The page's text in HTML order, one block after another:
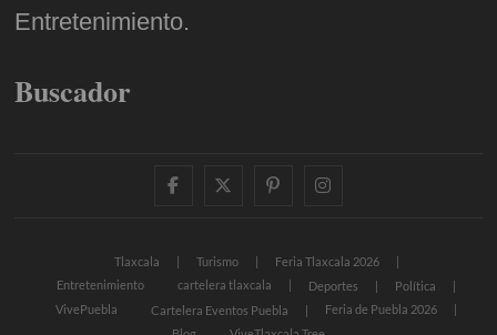
Entretenimiento.
Buscador
facebooktwitter
pinterestinstagram
Tlaxcala Turismo
Feria Tlaxcala 2026
Entretenimiento
cartelera tlaxcala Deportes
Política
VivePuebla
Cartelera Eventos Puebla
Feria de Puebla 2026